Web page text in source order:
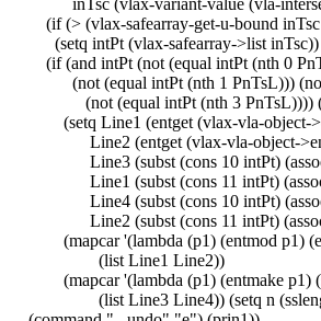
inTsc (vlax-variant-value (vla-
(if (> (vlax-safearray-get-u-bound
(setq intPt (vlax-safearray->list inTsc))
(if (and intPt (not (equal intPt (nth 0
(not (equal intPt (nth 1 PnTsL))) (not
(not (equal intPt (nth 3 PnTsL))))
(setq Line1 (entget (vlax-vla-object-
Line2 (entget (vlax-vla-object-
Line3 (subst (cons 10 intPt) (assoc
Line1 (subst (cons 11 intPt) (assoc
Line4 (subst (cons 10 intPt) (assoc
Line2 (subst (cons 11 intPt) (assoc
(mapcar '(lambda (p1) (entmod p1)
(list Line1 Line2))
(mapcar '(lambda (p1) (entmake p1)
(list Line3 Line4)) (setq n